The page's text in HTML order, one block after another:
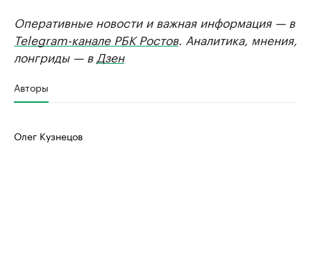
Оперативные новости и важная информация — в
Telegram-канале РБК Ростов. Аналитика, мнения,
лонгриды — в Дзен
Авторы
Олег Кузнецов